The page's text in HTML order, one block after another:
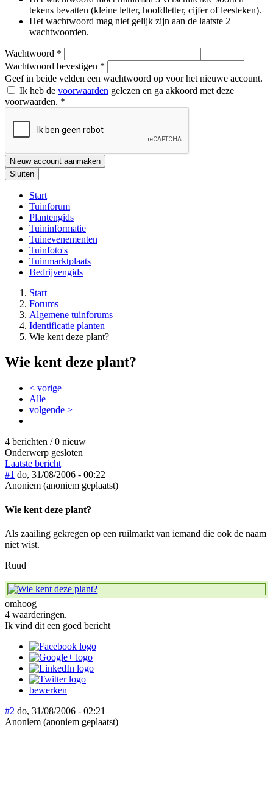
tekens bevatten (kleine letter, hoofdletter, cijfer of leesteken).
Het wachtwoord mag niet gelijk zijn aan de laatste 2+
wachtwoorden.
Wachtwoord *
Wachtwoord bevestigen *
Geef in beide velden een wachtwoord op voor het nieuwe account.
Ik heb de voorwaarden gelezen en ga akkoord met deze
voorwaarden. *
Nieuw account aanmaken
Sluiten
Start
Tuinforum
Plantengids
Tuininformatie
Tuinevenementen
Tuinfoto's
Tuinmarktplaats
Bedrijvengids
Start
Forums
Algemene tuinforums
Identificatie planten
Wie kent deze plant?
Wie kent deze plant?
< vorige
Alle
volgende >
4 berichten / 0 nieuw
Onderwerp gesloten
Laatste bericht
#1 do, 31/08/2006 - 00:22
Anoniem (anoniem geplaatst)
Wie kent deze plant?
Als zaailing gekregen op een ruilmarkt van iemand die ook de naam
niet wist.
Ruud
omhoog
4 waarderingen.
Ik vind dit een goed bericht
bewerken
#2 do, 31/08/2006 - 02:21
Anoniem (anoniem geplaatst)